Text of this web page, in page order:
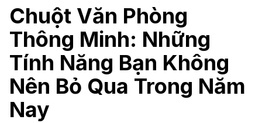
Chuột Văn Phòng
Thông Minh: Những
Tính Năng Bạn Không
Nên Bỏ Qua Trong Năm
Nay